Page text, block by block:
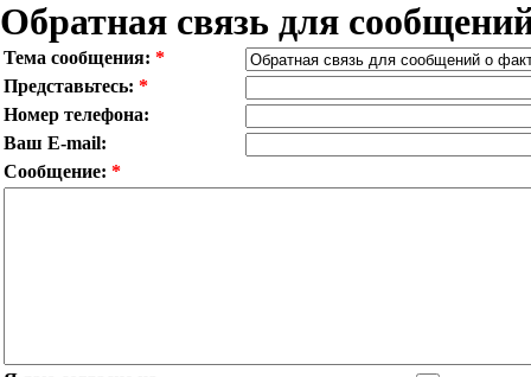
Обратная связь для
Тема сообщения: *
Представьтесь: *
Номер телефона:
Ваш E-mail:
Сообщение: *